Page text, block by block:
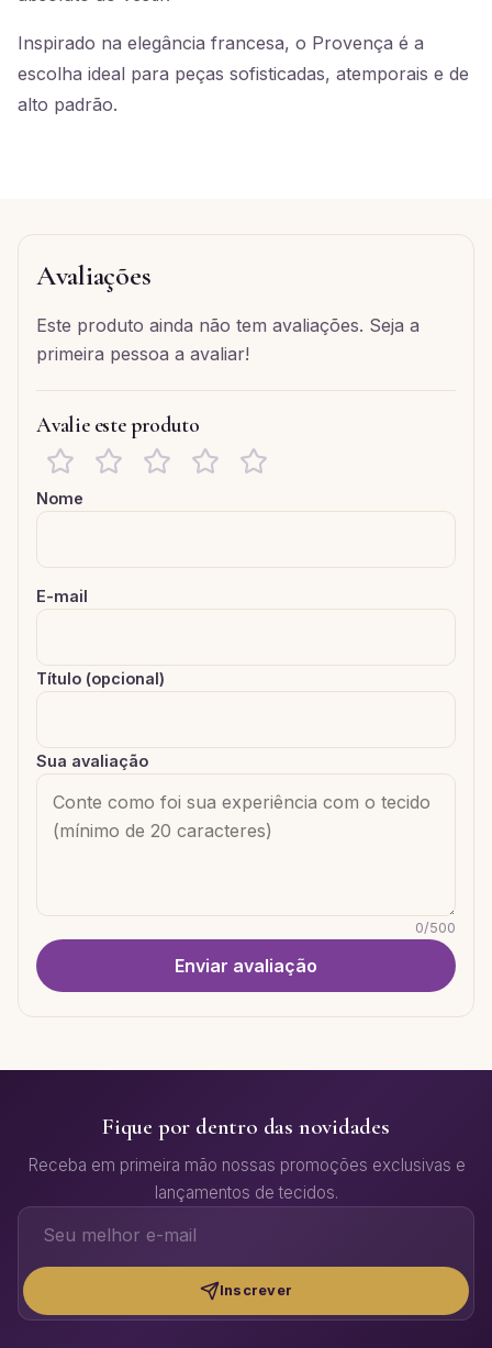
Inspirado na elegância francesa, o Provença é a
escolha ideal para peças sofisticadas, atemporais e de
alto padrão.
Avaliações
Este produto ainda não tem avaliações. Seja a
primeira pessoa a avaliar!
Avalie este produto
Nome
E-mail
Título (opcional)
Sua avaliação
0/500
Enviar avaliação
Fique por dentro das novidades
Receba em primeira mão nossas promoções exclusivas e
lançamentos de tecidos.
Inscrever